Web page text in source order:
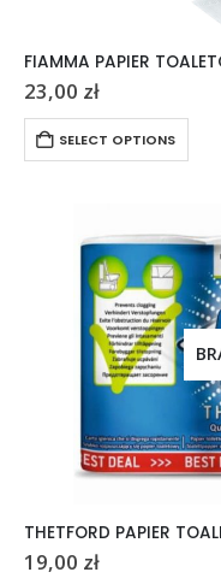
23,00 zł
SELECT OPTIONS
19,00 zł